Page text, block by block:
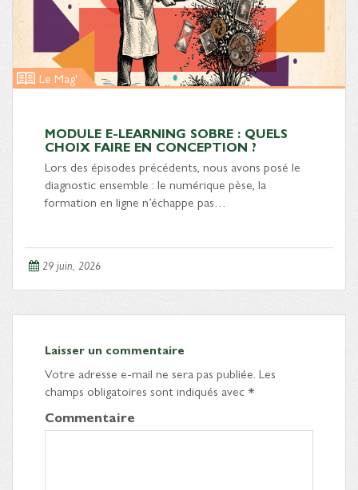
Le Mag'
MODULE E-LEARNING SOBRE : QUELS
CHOIX FAIRE EN CONCEPTION ?
Lors des épisodes précédents, nous avons posé le
diagnostic ensemble : le numérique pèse, la
formation en ligne n’échappe pas…
29 juin, 2026
Laisser un commentaire
Votre adresse e-mail ne sera pas publiée. Les
champs obligatoires sont indiqués avec*
Commentaire